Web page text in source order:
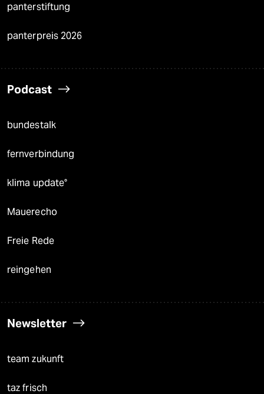
panterstiftung
panterpreis 2026
Podcast
bundestalk
fernverbindung
klima update°
Mauerecho
Freie Rede
reingehen
Newsletter
team zukunft
taz frisch